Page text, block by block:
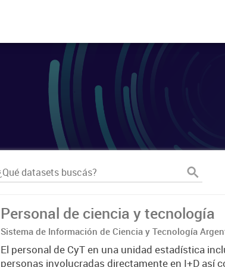
Personal de ciencia y tecnología
Sistema de Información de Ciencia y Tecnología
El personal de CyT en una unidad estadística
personas involucradas directamente en I+D así